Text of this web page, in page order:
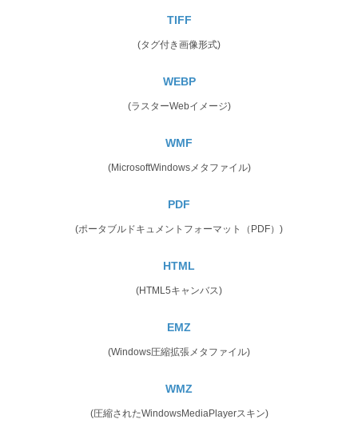
TIFF
(タグ付き画像形式)
WEBP
(ラスターWebイメージ)
WMF
(MicrosoftWindowsメタファイル)
PDF
(ポータブルドキュメントフォーマット（PDF）)
HTML
(HTML5キャンバス)
EMZ
(Windows圧縮拡張メタファイル)
WMZ
(圧縮されたWindowsMediaPlayerスキン)